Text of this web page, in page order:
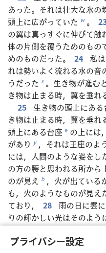
プライバシー設定
あった。それは壮大な氷の
頭上に広がっていた w 。
の翼は真っすぐに伸びて
体の片側を覆うためのもの
めのものだった。
24
私
れは勢いよく流れる水の音
うだった x 。生き物が進む
き物は止まる時，翼を垂れ
25
生き物の頭上にある
き物は止まる時，翼を垂れ
頭上にある台座 * の上には
があり y ，それは王座のよ
には，人間のような姿をし
の方の腰と思われる所から
のが見え b ，火が出ている
も，火のようなものが見え
ており，
28 雨の日に雲
りの輝かしい光はそのよう
だった e 。それを見た時，
が話す声が聞こえてきた。